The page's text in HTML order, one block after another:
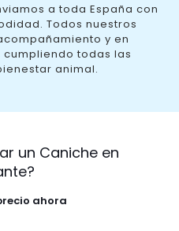
a toda España con
Todos nuestros
y en
todas las
animal.
un Caniche en
ahora